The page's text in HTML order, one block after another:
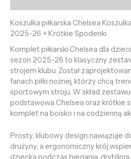
Koszulka piłkarska Chelsea
2025-26 + Krótkie Spodenki
Komplet piłkarski Chelsea dla
sezon 2025-26 to klasyczny
strojem klubu. Został
fanach piłki nożnej, którzy chcą
sportowym stroju. W skład
podstawowa Chelsea oraz krótkie
komplet na boisko i na codzienną
Prosty, klubowy design nawiązuje
drużyny, a ergonomiczny krój
dziecka podczas biegania,